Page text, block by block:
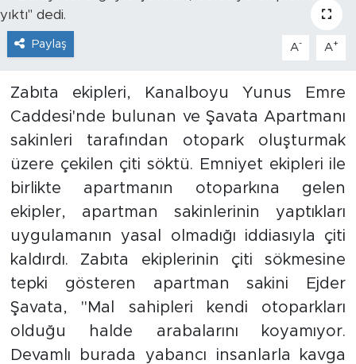
Paylaş A- A+
Zabıta ekipleri, Kanalboyu Yunus Emre
Caddesi'nde bulunan ve Şavata Apartmanı
sakinleri tarafından otopark oluşturmak
üzere çekilen çiti söktü. Emniyet ekipleri ile
birlikte apartmanın otoparkına gelen
ekipler, apartman sakinlerinin yaptıkları
uygulamanın yasal olmadığı iddiasıyla çiti
kaldırdı. Zabıta ekiplerinin çiti sökmesine
tepki gösteren apartman sakini Ejder
Şavata, "Mal sahipleri kendi otoparkları
olduğu halde arabalarını koyamıyor.
Devamlı burada yabancı insanlarla kavga
Teknoloji
İş İlanları
Dünya
Spor
Yazıhan
Kuluncak
Yeşilyurt
Akçadağ
Doğanyol